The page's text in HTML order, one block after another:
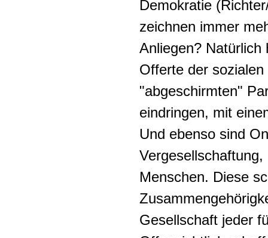
Demokratie
zeichnen immer
Anliegen?
Offerte der
"abgeschirmten"
eindringen, mit
Und ebenso sind
Menschen. Diese
Gesellschaft jeder